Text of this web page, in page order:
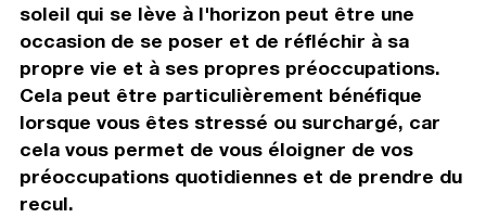
soleil qui se lève à l'horizon peut être une
occasion de se poser et de réfléchir à sa
propre vie et à ses propres préoccupations.
Cela peut être particulièrement bénéfique
lorsque vous êtes stressé ou surchargé, car
cela vous permet de vous éloigner de vos
préoccupations quotidiennes et de prendre du
recul.